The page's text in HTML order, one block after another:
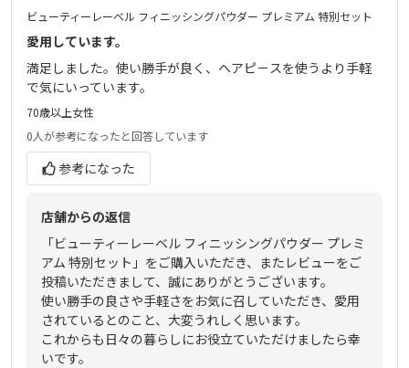
ビューティーレーベル フィニッシングパウダー プレミアム 特別セット
愛用しています。
満足しました。使い勝手が良く、ヘアピ－スを使うより手軽
で気にいっています。
70歳以上女性
0人が参考になったと回答しています
参考になった
店舗からの返信
「ビューティーレーベル フィニッシングパウダー プレミ
アム 特別セット」をご購入いただき、またレビューをご
投稿いただきまして、誠にありがとうございます。
使い勝手の良さや手軽さをお気に召していただき、愛用
されているとのこと、大変うれしく思います。
これからも日々の暮らしにお役立ていただけましたら幸
いです。